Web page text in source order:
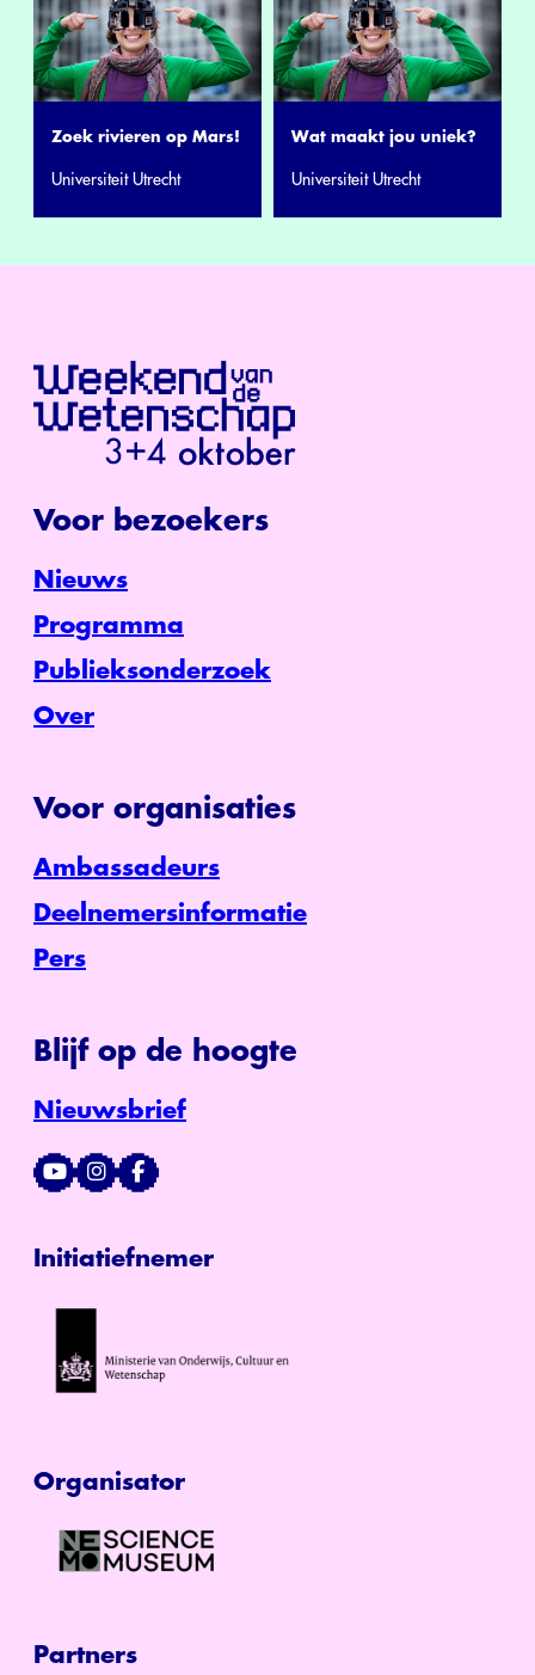
Zoek rivieren op Mars!
Universiteit Utrecht
Wat maakt jou uniek?
Universiteit Utrecht
Voor bezoekers
Nieuws
Programma
Publieksonderzoek
Over
Voor organisaties
Ambassadeurs
Deelnemersinformatie
Pers
Blijf op de hoogte
Nieuwsbrief
Initiatiefnemer
Organisator
Partners